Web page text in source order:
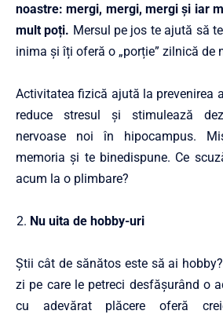
noastre: mergi, mergi, mergi și iar
mult poți. Mersul pe jos te ajută să
inima și îți oferă o „porție” zilnică de
Activitatea fizică ajută la prevenirea
reduce stresul și stimulează
nervoase noi în hipocampus.
memoria și te binedispune. Ce
acum la o plimbare?
Nu uita de hobby-uri
Știi cât de sănătos este să ai
zi pe care le petreci desfășurând o
cu adevărat plăcere oferă